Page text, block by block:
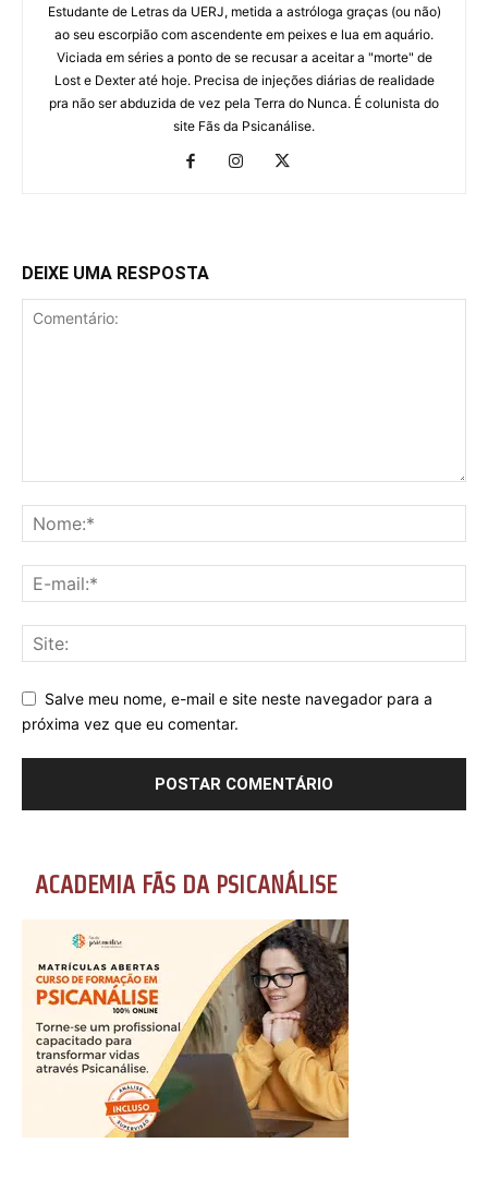
Estudante de Letras da UERJ, metida a astróloga graças (ou não)
ao seu escorpião com ascendente em peixes e lua em aquário.
Viciada em séries a ponto de se recusar a aceitar a "morte" de
Lost e Dexter até hoje. Precisa de injeções diárias de realidade
pra não ser abduzida de vez pela Terra do Nunca. É colunista do
site Fãs da Psicanálise.
DEIXE UMA RESPOSTA
Salve meu nome, e-mail e site neste navegador para a
próxima vez que eu comentar.
ACADEMIA FÃS DA PSICANÁLISE